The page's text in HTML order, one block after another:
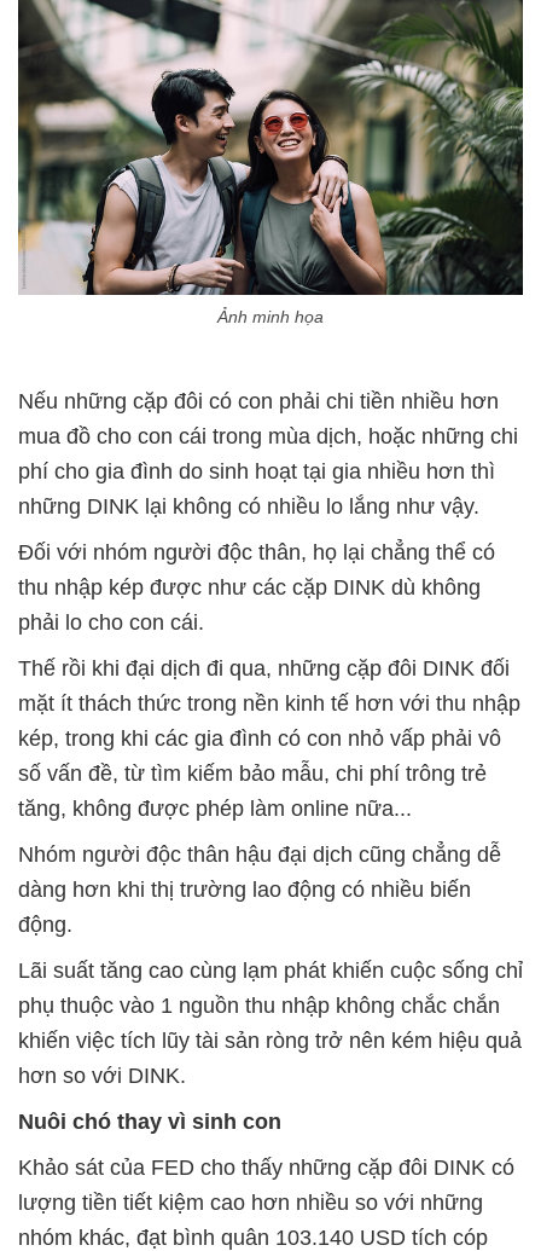
Ảnh minh họa
Nếu những cặp đôi có con phải chi tiền nhiều hơn
mua đồ cho con cái trong mùa dịch, hoặc những chi
phí cho gia đình do sinh hoạt tại gia nhiều hơn thì
những DINK lại không có nhiều lo lắng như vậy.
Đối với nhóm người độc thân, họ lại chẳng thể có
thu nhập kép được như các cặp DINK dù không
phải lo cho con cái.
Thế rồi khi đại dịch đi qua, những cặp đôi DINK đối
mặt ít thách thức trong nền kinh tế hơn với thu nhập
kép, trong khi các gia đình có con nhỏ vấp phải vô
số vấn đề, từ tìm kiếm bảo mẫu, chi phí trông trẻ
tăng, không được phép làm online nữa...
Nhóm người độc thân hậu đại dịch cũng chẳng dễ
dàng hơn khi thị trường lao động có nhiều biến
động.
Lãi suất tăng cao cùng lạm phát khiến cuộc sống chỉ
phụ thuộc vào 1 nguồn thu nhập không chắc chắn
khiến việc tích lũy tài sản ròng trở nên kém hiệu quả
hơn so với DINK.
Nuôi chó thay vì sinh con
Khảo sát của FED cho thấy những cặp đôi DINK có
lượng tiền tiết kiệm cao hơn nhiều so với những
nhóm khác, đạt bình quân 103.140 USD tích cóp